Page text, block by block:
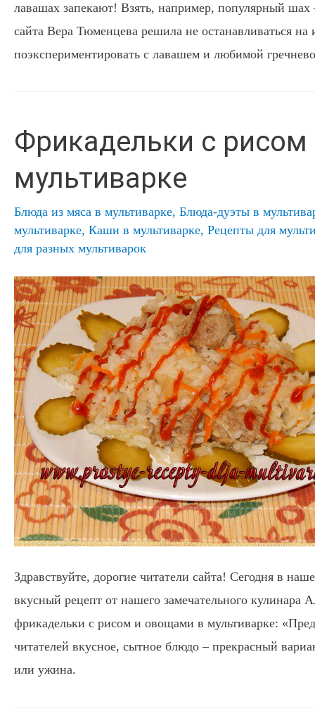
лавашах запекают! Взять, например, популярный
сайта Вера Тюменцева решила не останавливаться на
поэкспериментировать с лавашем и любимой
Фрикадельки с рисом
мультиварке
Блюда из мяса в мультиварке, Блюда-дуэты в
мультиварке, Каши в мультиварке, Рецепты для
для разных мультиварок
Здравствуйте, дорогие читатели сайта! Сегодня в
вкусный рецепт от нашего замечательного кулинара
фрикадельки с рисом и овощами в мультиварке:
читателей вкусное, сытное блюдо – прекрасный
или ужина.